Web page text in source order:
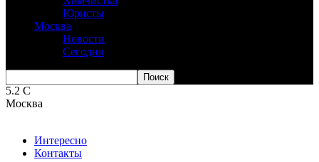
Юристы
Москва
Новости
Сегодня
5.2 C
Москва
Интересно
Контакты